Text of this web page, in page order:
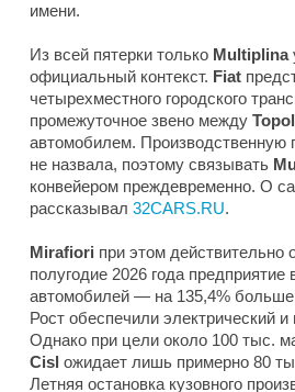
имени.
Из всей пятерки только Multiplina
официальный контекст. Fiat
четырехместного городского
промежуточное звено между
автомобилем. Производственную
не назвала, поэтому связывать
конвейером преждевременно. О
рассказывал 32CARS.RU.
Mirafiori при этом действительно
полугодие 2026 года предприятие
автомобилей — на 135,4%
Рост обеспечили электрический
Однако при цели около 100 тыс.
Cisl ожидает лишь примерно 80
Летняя остановка кузовного